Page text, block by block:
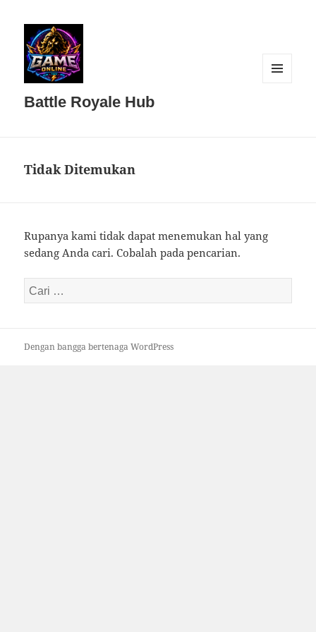
Battle Royale Hub
Tidak Ditemukan
Rupanya kami tidak dapat menemukan hal yang
sedang Anda cari. Cobalah pada pencarian.
Cari
untuk:
Dengan bangga bertenaga WordPress